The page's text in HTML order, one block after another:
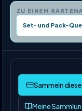
ZU EINEM
Set- und Pack-
Meine